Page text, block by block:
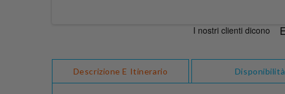
Descrizione E Itinerario Disponibilità